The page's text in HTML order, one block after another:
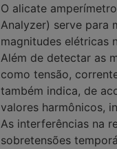
O alicate
Analyzer) serve para
magnitudes elétricas
Além de detectar as
como tensão,
também indica, de
valores harmônicos,
As interferências na
sobretensões